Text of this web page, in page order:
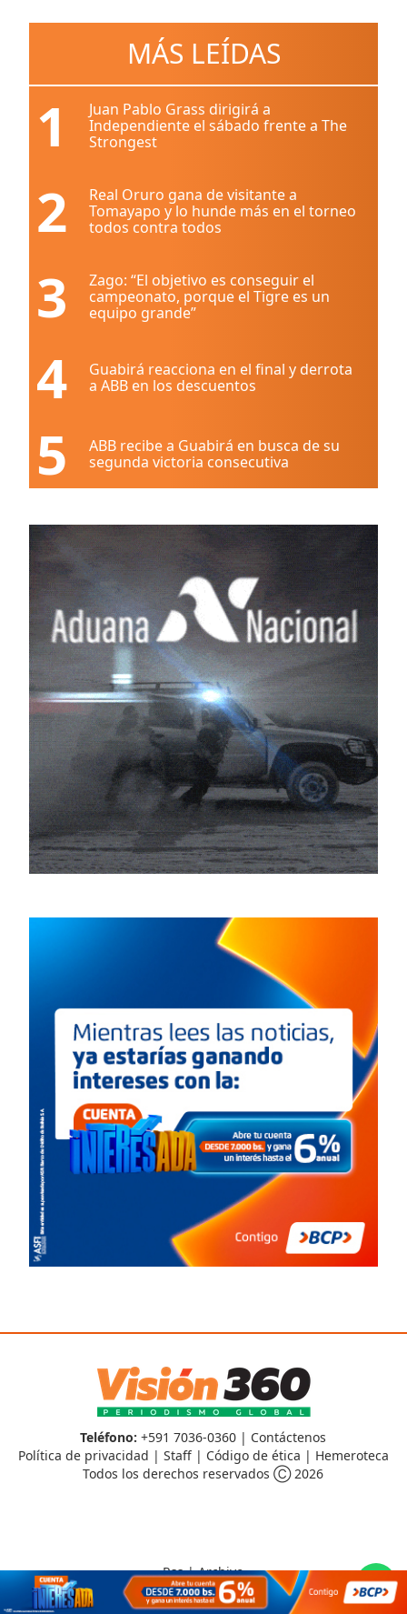
MÁS LEÍDAS
1
Juan Pablo Grass dirigirá a
Independiente el sábado frente a The
Strongest
2
Real Oruro gana de visitante a
Tomayapo y lo hunde más en el torneo
todos contra todos
3
Zago: “El objetivo es conseguir el
campeonato, porque el Tigre es un
equipo grande”
4
Guabirá reacciona en el final y derrota
a ABB en los descuentos
5
ABB recibe a Guabirá en busca de su
segunda victoria consecutiva
Teléfono: +591 7036-0360 | Contáctenos
Política de privacidad | Staff| Código de ética | Hemeroteca
Todos los derechos reservados Ⓒ 2026
Rss|Archivo
CMS para mediosbyTroop